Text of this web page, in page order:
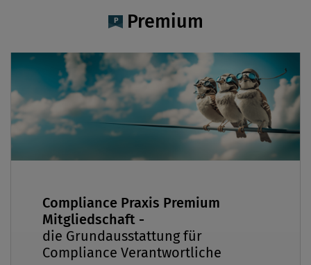
fachspezifischen Projekten unterstützt und
zeichnet für den Wissensaufbau bei Deloitte
Forensic verantwortlich.
Premium
Compliance Praxis Premium
Mitgliedschaft -
die Grundausstattung für
Compliance Verantwortliche